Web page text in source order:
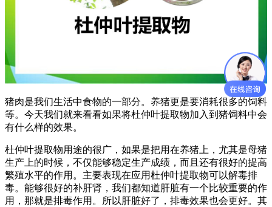
猪肉是我们生活中食物的一部分。养猪更是要消耗很多的饲料
等。今天我们就来看看如果将杜仲叶提取物加入到猪饲料中会
有什么样的效果。
杜仲叶提取物用途的很广，如果是把用在养猪上，尤其是母猪
生产上的时候，不仅能够稳定生产成绩，而且还有很好的提高
繁殖水平的作用。主要表现在应用杜仲叶提取物可以解毒排
毒。能够很好的补肝肾，我们都知道肝脏有一个比较重要的作
用，那就是排毒作用。所以肝脏好了，排毒效果也会更好。其